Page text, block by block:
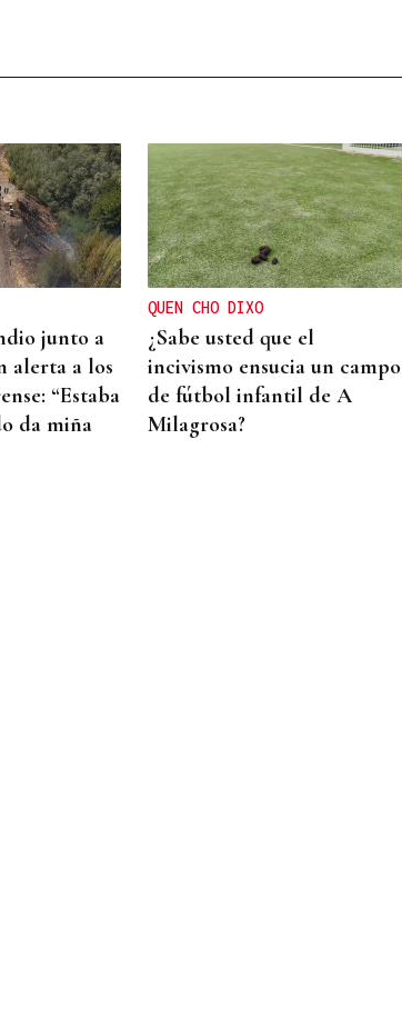
AL MUNDO
78.000
Baixa
junto a
alerta a los
“Estaba
da miña
QUEN CHO DIXO
¿Sabe usted que el
incivismo ensucia un campo
de fútbol infantil de A
Milagrosa?